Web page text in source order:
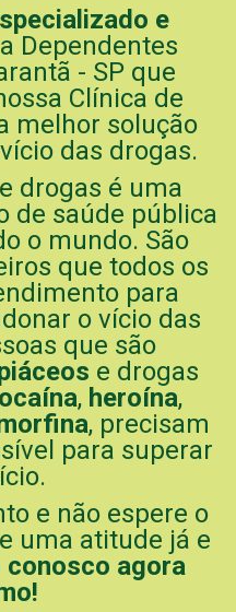
e
Dependentes
- SP que
Clínica de
melhor solução
das drogas.
drogas é uma
de saúde pública
o mundo. São
que todos os
para
o vício das
que são
e drogas
, heroína,
, precisam
para superar
e não espere o
uma atitude já e
agora